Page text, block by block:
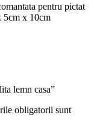
pentru pictat
5cm x 10cm
lemn casa”
obligatorii sunt